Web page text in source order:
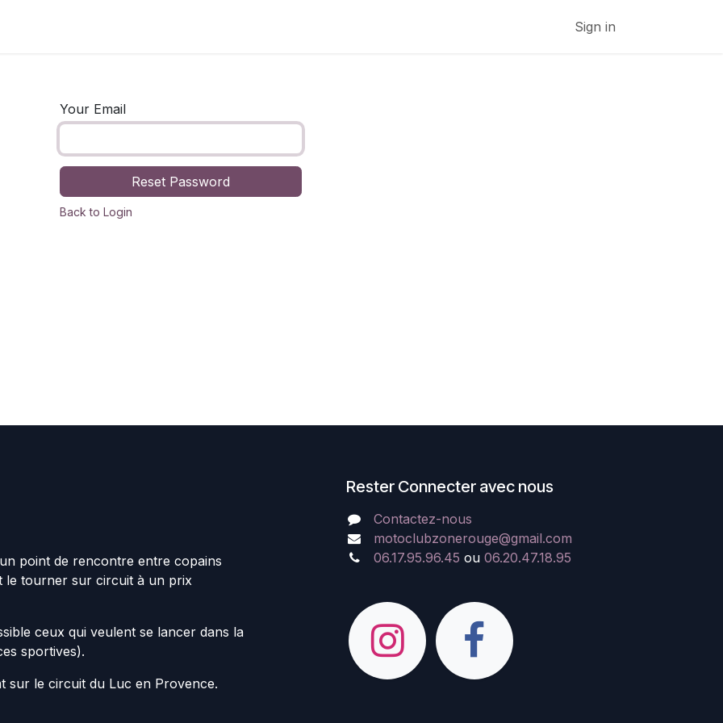
Sign in
Your Email
Reset Password
Back to Login
point de rencontre entre copains
le tourner sur circuit à un prix
ceux qui veulent se lancer dans la
sportives).
sur le circuit du Luc en Provence.
Rester Connecter avec nous
Contactez-nous
motoclubzonerouge@gmail.com
06.17.95.96.45 ou 06.20.47.18.95